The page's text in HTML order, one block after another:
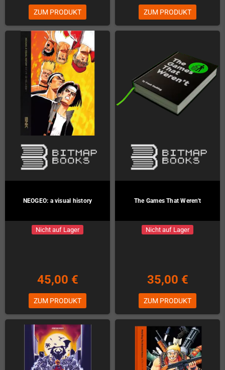
ZUM PRODUKT ZUM PRODUKT
NEOGEO: a visual history
Nicht auf Lager
45,00 €
ZUM PRODUKT
The Games That Weren't
Nicht auf Lager
35,00 €
ZUM PRODUKT